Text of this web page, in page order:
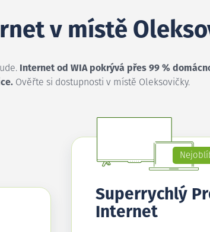
v místě
Internet od WIA pokrývá přes 99 %
Ověřte si dostupnosti v místě Oleksovičky.
Superrychlý
Internet